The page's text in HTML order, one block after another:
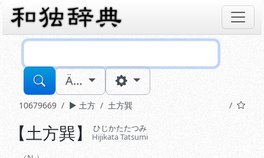
Ä…
10679669 土方 土方巽
N.
Persönlichk.
【土方巽】
ひじかたたつみ
Hijikata Tatsumi